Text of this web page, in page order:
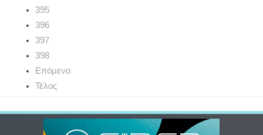
395
396
397
398
Επόμενο
Τέλος